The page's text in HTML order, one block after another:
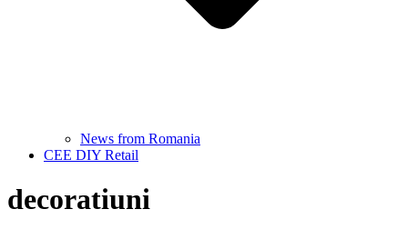
News from Romania
CEE DIY Retail
decoratiuni